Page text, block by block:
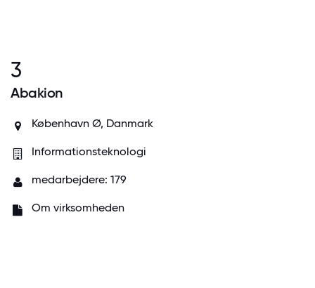
3
Abakion
København Ø, Danmark
Informationsteknologi
medarbejdere: 179
Om virksomheden